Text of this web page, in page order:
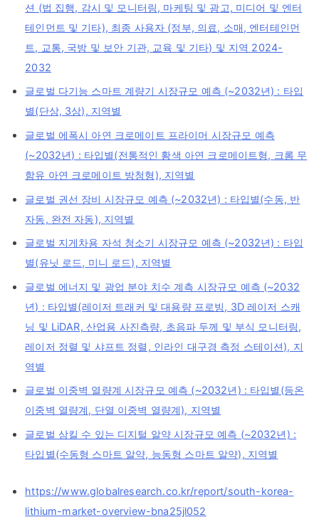
션 (법 집행, 감시 및 모니터링, 마케팅 및 광고, 미디어 및 엔터
테인먼트 및 기타), 최종 사용자 (정부, 의료, 소매, 엔터테인먼
트, 교통, 국방 및 보안 기관, 교육 및 기타) 및 지역 2024-
2032
글로벌 다기능 스마트 계량기 시장규모 예측 (~2032년) : 타입
별(단상, 3상), 지역별
글로벌 에폭시 아연 크로메이트 프라이머 시장규모 예측
(~2032년) : 타입별(전통적인 황색 아연 크로메이트형, 크롬 무
함유 아연 크로메이트 방청형), 지역별
글로벌 권선 장비 시장규모 예측 (~2032년) : 타입별(수동, 반
자동, 완전 자동), 지역별
글로벌 지게차용 자석 청소기 시장규모 예측 (~2032년) : 타입
별(유닛 로드, 미니 로드), 지역별
글로벌 에너지 및 광업 분야 치수 계측 시장규모 예측 (~2032
년) : 타입별(레이저 트래커 및 대용량 프로빙, 3D 레이저 스캐
닝 및 LiDAR, 산업용 사진측량, 초음파 두께 및 부식 모니터링,
레이저 정렬 및 샤프트 정렬, 인라인 대구경 측정 스테이션), 지
역별
글로벌 이중벽 열량계 시장규모 예측 (~2032년) : 타입별(등온
이중벽 열량계, 단열 이중벽 열량계), 지역별
글로벌 삼킬 수 있는 디지털 알약 시장규모 예측 (~2032년) :
타입별(수동형 스마트 알약, 능동형 스마트 알약), 지역별
https://www.globalresearch.co.kr/report/south-korea-
lithium-market-overview-bna25jl052